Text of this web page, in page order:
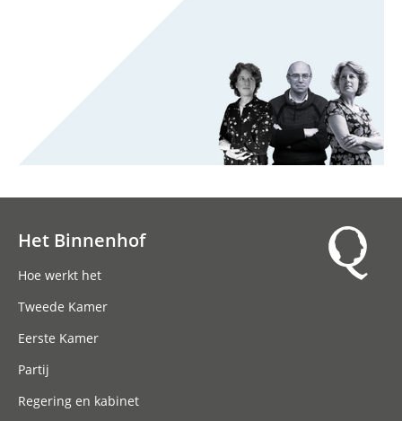
Het Binnenhof
Hoe werkt het
Tweede Kamer
Eerste Kamer
Partij
Regering en kabinet